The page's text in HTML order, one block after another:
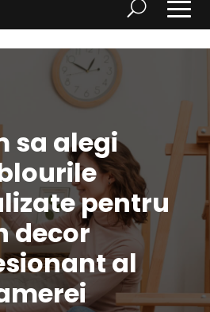
sa alegi
pentru
decor
al